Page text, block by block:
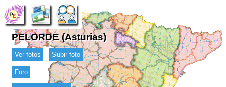
PELORDE (Asturias)
Ver fotos Subir foto
Foro